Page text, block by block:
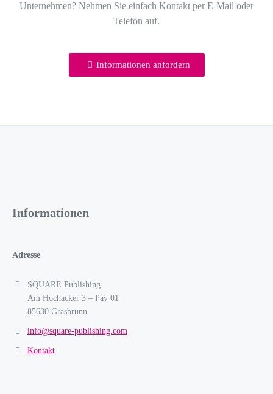
Unternehmen? Nehmen Sie einfach Kontakt per E-Mail oder
Telefon auf.
Informationen anfordern
Informationen
Adresse
SQUARE Publishing
Am Hochacker 3 – Pav 01
85630 Grasbrunn
info@square-publishing.com
Kontakt